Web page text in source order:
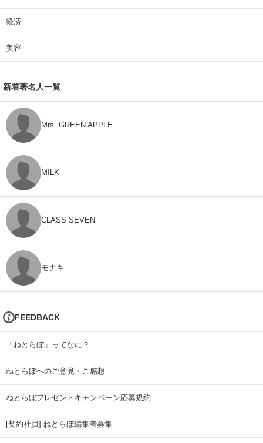
経済
美容
新着著名人一覧
Mrs. GREEN APPLE
M!LK
CLASS SEVEN
モナキ
FEEDBACK
「ねとらぼ」ってなに？
ねとらぼへのご意見・ご感想
ねとらぼプレゼントキャンペーン応募規約
[契約社員] ねとらぼ編集者募集